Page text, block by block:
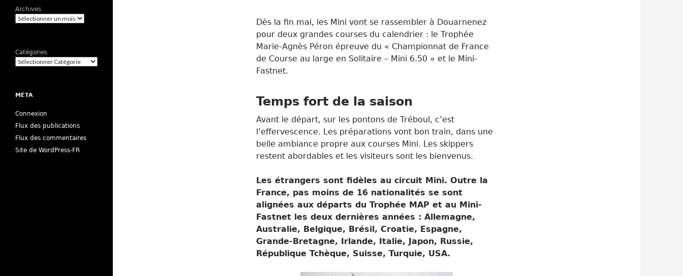
Dès la fin mai, les Mini vont se rassembler à Douarnenez
pour deux grandes courses du calendrier : le Trophée
Marie-Agnès Péron épreuve du « Championnat de France
de Course au large en Solitaire – Mini 6.50 » et le Mini-
Fastnet.
Temps fort de la saison
Avant le départ, sur les pontons de Tréboul, c’est
l’effervescence. Les préparations vont bon train, dans une
belle ambiance propre aux courses Mini. Les skippers
restent abordables et les visiteurs sont les bienvenus.
Les étrangers sont fidèles au circuit Mini. Outre la
France, pas moins de 16 nationalités se sont
alignées aux départs du Trophée MAP et au Mini-
Fastnet les deux dernières années : Allemagne,
Australie, Belgique, Brésil, Croatie, Espagne,
Grande-Bretagne, Irlande, Italie, Japon, Russie,
République Tchèque, Suisse, Turquie, USA.
Archives
Catégories
MÉTA
Connexion
Flux des publications
Flux des commentaires
Site de WordPress-FR